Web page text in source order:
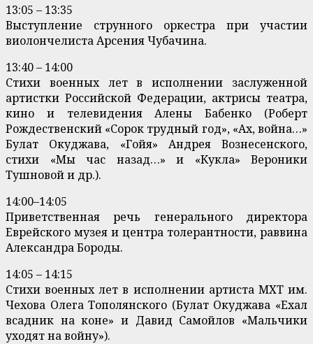
13:05 – 13:35
Выступление струнного оркестра при участии
виолончелиста Арсения Чубачина.
13:40 – 14:00
Стихи военных лет в исполнении заслуженной
артистки Российской Федерации, актрисы театра,
кино и телевидения Алены Бабенко (Роберт
Рождественский «Сорок трудный год», «Ах, война…»
Булат Окуджава, «Гойя» Андрея Вознесенского,
стихи «Мы час назад…» и «Кукла» Вероники
Тушновой и др.).
14:00–14:05
Приветственная речь генерального директора
Еврейского музея и центра толерантности, раввина
Александра Бороды.
14:05 – 14:15
Стихи военных лет в исполнении артиста МХТ им.
Чехова Олега Тополянского (Булат Окуджава «Ехал
всадник на коне» и Давид Самойлов «Мальчики
уходят на войну»).